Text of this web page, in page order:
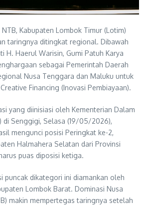
Kabupaten Lombok Timur (Lotim)
taringnya ditingkat regional. Dibawah
H. Haerul Warisin, Gumi Patuh Karya
sebagai Pemerintah Daerah
Nusa Tenggara dan Maluku untuk
Financing (Inovasi Pembiayaan).
yang diinisiasi oleh Kementerian Dalam
di Senggigi, Selasa (19/05/2026),
mengunci posisi Peringkat ke-2,
Halmahera Selatan dari Provinsi
puas diposisi ketiga.
puncak dikategori ini diamankan oleh
Lombok Barat. Dominasi Nusa
makin mempertegas taringnya setelah